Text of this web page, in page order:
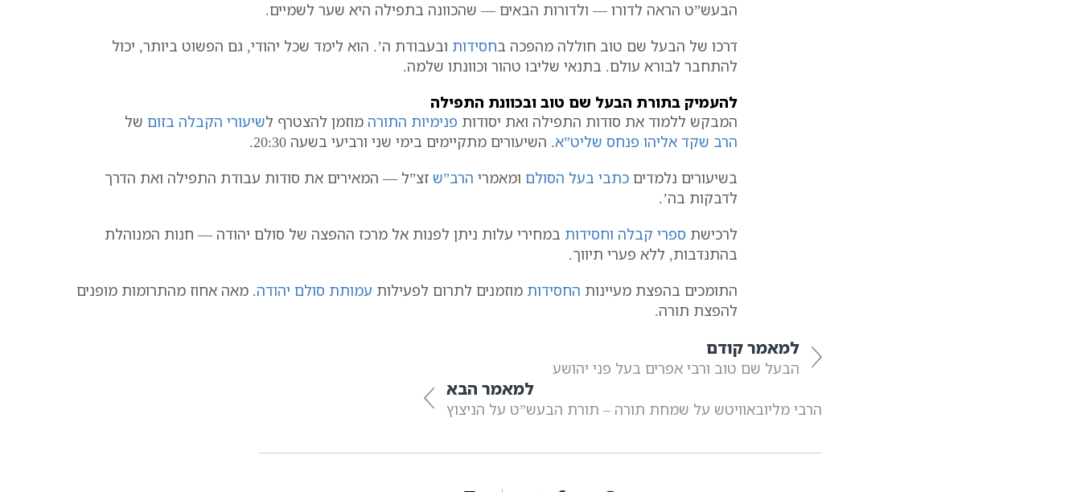
הבעש”ט הראה לדורו — ולדורות הבאים — שהכוונה בתפילה היא שער לשמיים.
דרכו של הבעל שם טוב חוללה מהפכה בחסידות ובעבודת ה’. הוא לימד שכל יהודי, גם הפשוט ביותר, יכול
להתחבר לבורא עולם. בתנאי שליבו טהור וכוונתו שלמה.
להעמיק בתורת הבעל שם טוב ובכוונת התפילה
המבקש ללמוד את סודות התפילה ואת יסודות פנימיות התורה מוזמן להצטרף לשיעורי הקבלה בזום של
הרב שקד אליהו פנחס שליט”א. השיעורים מתקיימים בימי שני ורביעי בשעה 20:30.
בשיעורים נלמדים כתבי בעל הסולם ומאמרי הרב”ש זצ”ל — המאירים את סודות עבודת התפילה ואת הדרך
לדבקות בה’.
לרכישת ספרי קבלה וחסידות במחירי עלות ניתן לפנות אל מרכז ההפצה של סולם יהודה — חנות המנוהלת
בהתנדבות, ללא פערי תיווך.
התומכים בהפצת מעיינות החסידות מוזמנים לתרום לפעילות עמותת סולם יהודה. מאה אחוז מהתרומות מופנים
להפצת תורה.
למאמר קודם
הבעל שם טוב ורבי אפרים בעל פני יהושע
למאמר הבא
הרבי מליובאוויטש על שמחת תורה – תורת הבעש”ט על הניצוץ